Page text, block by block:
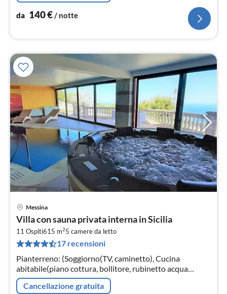
da 140€/ notte
Messina
Villa con sauna privata interna in Sicilia
11 Ospiti615 m25 camere da letto
17 recensioni
Pianterreno: (Soggiorno(TV, caminetto), Cucina
abitabile(piano cottura, bollitore, rubinetto acqua
bollente, mobile cucina, cappa aspirante, caffettiera per
espresso, forno, forno ...
Cancellazione gratuita